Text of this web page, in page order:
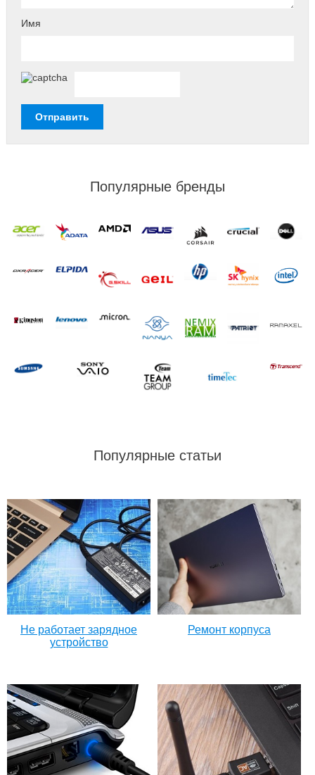
Имя
Популярные бренды
Популярные статьи
Не работает зарядное
устройство
Ремонт корпуса